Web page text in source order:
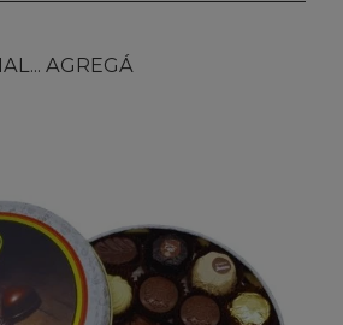
AGREGÁ